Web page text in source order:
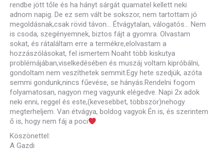
rendbe jött tőle és ha hányt sárgát quamatel kellett neki
adnom napig. De ez sem vált be sokszor, nem tartottam jó
megoldásnak,csak rövid távon… Étvágytalan, válogatós… Nem
is csoda, szegényemnek, biztos fájt a gyomra. Olvastam
sokat, és rátaláltam erre a termékre,elolvastam a
hozzászólásokat, fel ismertem Noaht több kiskutya
problémájában,viselkedésében és muszáj voltam kipróbálni,
gondoltam nem veszíthetek semmit.Egy hete szedjük, azóta
semmi gondunk,nincs fűevése, se hányás.Rendelni fogom
folyamatosan, nagyon meg vagyunk elégedve. Napi 2x adok
neki enni, reggel és este,(kevesebbet, többször)nehogy
megterheljem. Van étvágya, boldog vagyok Én is, és szerintem
ő is, hogy nem fáj a poci
Köszönettel:
A Gazdi